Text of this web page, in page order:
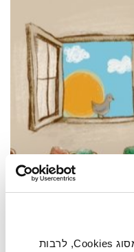
באתר שלנו נעשה שימוש בקבצים מסוג Cookies, לרבות